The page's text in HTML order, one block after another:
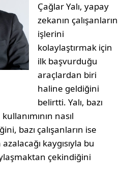
Çağlar Yalı, yapay
zekanın çalışanların
işlerini
kolaylaştırmak için
ilk başvurduğu
araçlardan biri
haline geldiğini
belirtti. Yalı, bazı
nasıl
bazı çalışanların ise
kaygısıyla bu
çekindiğini